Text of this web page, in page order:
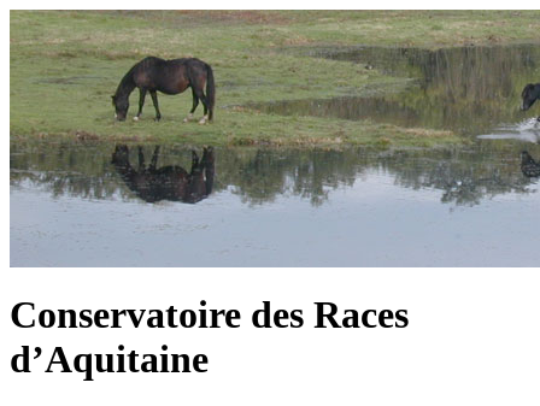
Conservatoire des Races
d’Aquitaine